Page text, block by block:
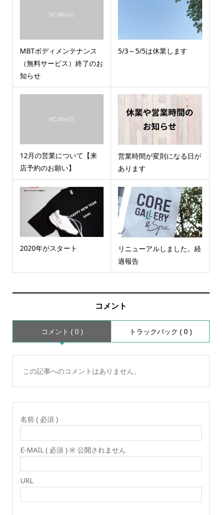
MBTボディメンテナンス
（無料サービス）終了のお
知らせ
5/3～5/5は休業します
12月の営業について【来
店予約のお願い】
営業時間が変則になる日が
あります
2020年がスタート
リニューアルしました。経
過報告
コメント
コメント ( 0 ) トラックバック ( 0 )
この記事へのコメントはありません。
名前 ( 必須 )
E-MAIL ( 必須 ) ※ 公開されません
URL